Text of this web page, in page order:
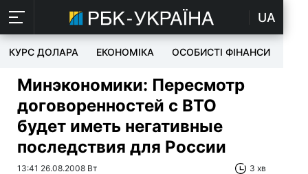
UA
КУРС ДОЛАРА ЕКОНОМІКА ОСОБИСТІ ФІНАНСИ
Минэкономики: Пересмотр
договоренностей с ВТО
будет иметь негативные
последствия для России
13:41 26.08.2008 Вт 3 хв